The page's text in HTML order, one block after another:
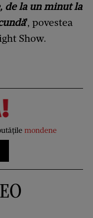
de la un minut la
', povestea
Show.
mondene